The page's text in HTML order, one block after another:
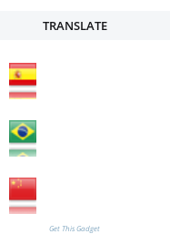
TRANSLATE
Get This Gadget